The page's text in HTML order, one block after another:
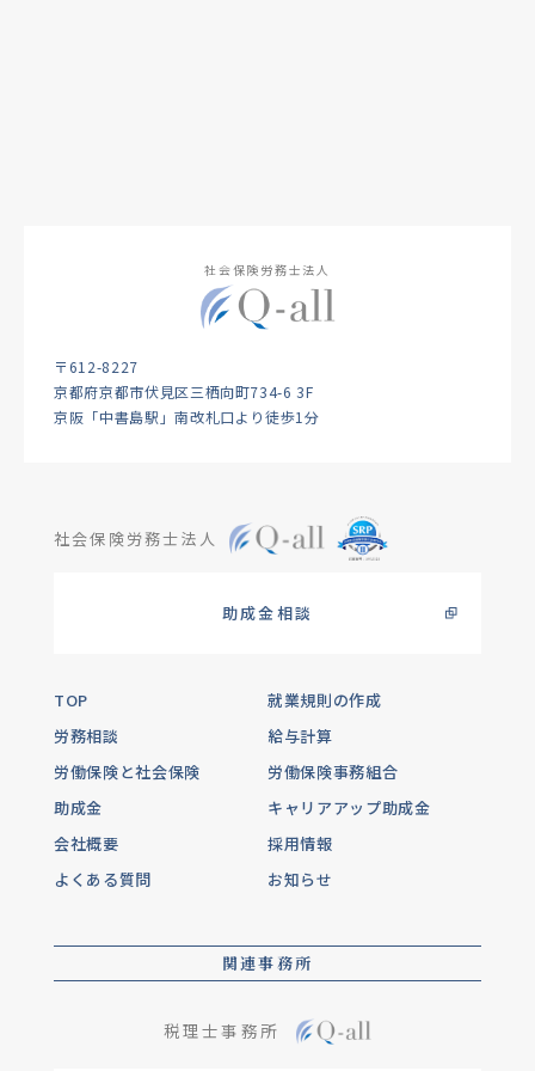
社会保険労務士法人
〒612-8227
京都府京都市伏見区三栖向町734-6 3F
京阪「中書島駅」南改札口より徒歩1分
社会保険労務士法人
助成金相談
TOP
就業規則の作成
労務相談
給与計算
労働保険と社会保険
労働保険事務組合
助成金
キャリアアップ助成金
会社概要
採用情報
よくある質問
お知らせ
関連事務所
税理士事務所